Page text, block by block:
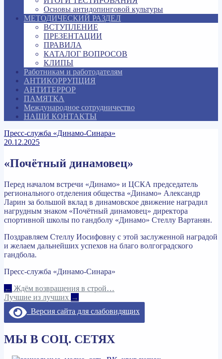
Основы антидопинговой культуры
МЕТОДИЧЕСКИЙ РАЗДЕЛ
ВСТУПЛЕНИЕ
ПРЕЗЕНТАЦИИ
ПРАВИЛА
КАТАЛОГ ВОПРОСОВ
КЛИПЫ
Работникам и работодателям
АНТИКОРРУПЦИЯ
АНТИТЕРРОР
ПАМЯТКА
Международное сотрудничество
НАШИ КОНТАКТЫ
Пресс-служба «Динамо-Синара»
20.12.2025
«Почётный динамовец»
Перед началом встречи «Динамо» и ЦСКА председатель
регионального отделения общества «Динамо» Александр
Ларин за большой вклад в динамовское движение наградил
нагрудным знаком «Почётный динамовец» директора
спортивной школы по гандболу «Динамо» Стеллу Вартанян.
Поздравляем Стеллу Иосифовну с этой заслуженной наградой
и желаем дальнейших успехов на благо волгоградского
гандбола.
Пресс-служба «Динамо-Синара»
Навигация
по
записям
← Ждём возвращения в строй…
Лучшие из лучших →
Версия сайта для слабовидящих
МЫ В СОЦ. СЕТЯХ